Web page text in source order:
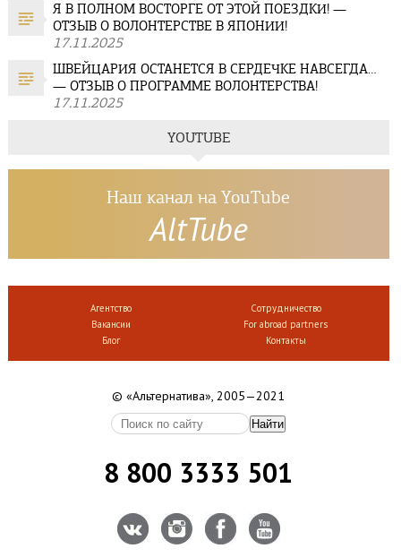
Я В ПОЛНОМ ВОСТОРГЕ ОТ ЭТОЙ ПОЕЗДКИ! —
ОТЗЫВ О ВОЛОНТЕРСТВЕ В ЯПОНИИ!
17.11.2025
ШВЕЙЦАРИЯ ОСТАНЕТСЯ В СЕРДЕЧКЕ НАВСЕГДА…
— ОТЗЫВ О ПРОГРАММЕ ВОЛОНТЕРСТВА!
17.11.2025
YOUTUBE
Наш канал на YouTube
AltTube
Агентство
Сотрудничество
Вакансии
For abroad partners
Блог
Контакты
© «Альтернатива», 2005—2021
8 800 3333 501